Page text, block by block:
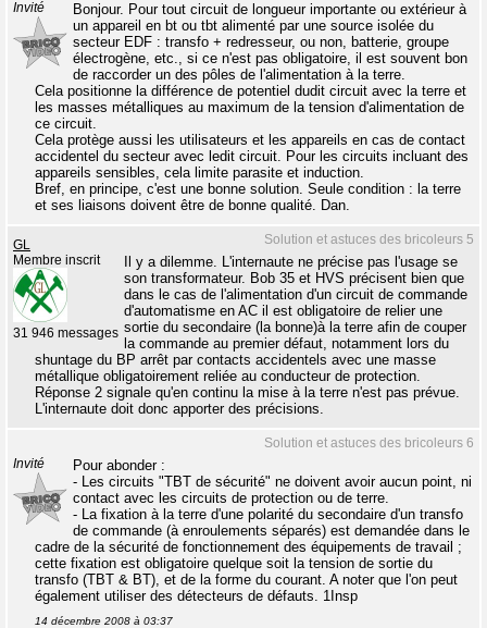
Invité
Bonjour. Pour tout circuit de longueur importante ou extérieur à
un appareil en bt ou tbt alimenté par une source isolée du
secteur EDF : transfo + redresseur, ou non, batterie, groupe
électrogène, etc., si ce n'est pas obligatoire, il est souvent bon
de raccorder un des pôles de l'alimentation à la terre.
Cela positionne la différence de potentiel dudit circuit avec la terre et
les masses métalliques au maximum de la tension d'alimentation de
ce circuit.
Cela protège aussi les utilisateurs et les appareils en cas de contact
accidentel du secteur avec ledit circuit. Pour les circuits incluant des
appareils sensibles, cela limite parasite et induction.
Bref, en principe, c'est une bonne solution. Seule condition : la terre
et ses liaisons doivent être de bonne qualité. Dan.
Solution et astuces des bricoleurs 5
GL
Membre inscrit
31 946 messages
Il y a dilemme. L'internaute ne précise pas l'usage se
son transformateur. Bob 35 et HVS précisent bien que
dans le cas de l'alimentation d'un circuit de commande
d'automatisme en AC il est obligatoire de relier une
sortie du secondaire (la bonne)à la terre afin de couper
la commande au premier défaut, notamment lors du
shuntage du BP arrêt par contacts accidentels avec une masse
métallique obligatoirement reliée au conducteur de protection.
Réponse 2 signale qu'en continu la mise à la terre n'est pas prévue.
L'internaute doit donc apporter des précisions.
Solution et astuces des bricoleurs 6
Invité
Pour abonder :
- Les circuits "TBT de sécurité" ne doivent avoir aucun point, ni
contact avec les circuits de protection ou de terre.
- La fixation à la terre d'une polarité du secondaire d'un transfo
de commande (à enroulements séparés) est demandée dans le
cadre de la sécurité de fonctionnement des équipements de travail ;
cette fixation est obligatoire quelque soit la tension de sortie du
transfo (TBT & BT), et de la forme du courant. A noter que l'on peut
également utiliser des détecteurs de défauts. 1Insp
14 décembre 2008 à 03:37